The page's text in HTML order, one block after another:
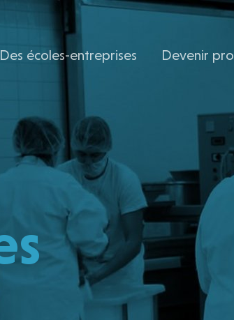
Des écoles-entreprises Devenir pro